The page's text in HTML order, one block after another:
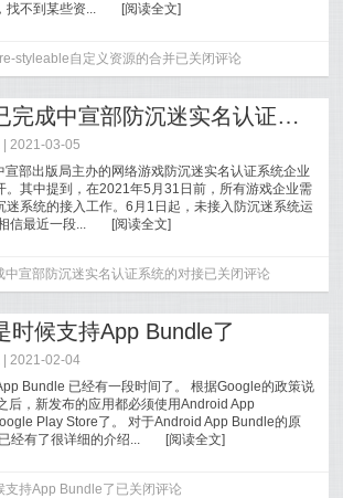
找不到某些资...
[阅读全文]
styleable自定义资源的合并已关闭评论
U8SDK——已完成中宣部防沉迷实名认证系统的对接
| 2021-03-05
部出版局主办的网络游戏防沉迷实名认证系统企业
。其中提到，在2021年5月31日前，所有游戏企业需
迷系统的接入工作。6月1日起，未接入防沉迷系统运
信最近一段...
[阅读全文]
宣部防沉迷实名认证系统的对接已关闭评论
候支持App Bundle了
| 2021-02-04
Bundle 已经有一段时间了。 根据Google的政策说
后，新发布的应用都必须使用Android App
Play Store了。 对于Android App Bundle的原
经有了很详细的介绍...
[阅读全文]
持App Bundle了 已关闭评论